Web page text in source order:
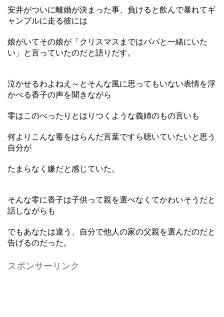
安井がついに離婚が決まった事、負けると飲んで暴れてギ
ャンブルに走る彼には
娘がいてその娘が「クリスマスまではパパと一緒にいた
い」と言っていたのだと語りだす。
泣かせるわよねえ～とそんな風に思ってもいない表情を浮
かべる香子の声を聞きながら
零はこのべったりとはりつくような義姉のもの言いも
何よりこんな毒をはらんだ言葉ですら聴いていたいと思う
自分が
たまらなく嫌だと感じていた。
そんな零に香子は子供って親を選べなくてかわいそうだと
話しながらも
でもあなたは違う、自分で他人の家の父親を選んだのだと
告げるのだった。
スポンサーリンク